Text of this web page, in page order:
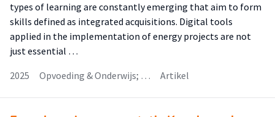
types of learning are constantly emerging that aim to form
skills defined as integrated acquisitions. Digital tools
applied in the implementation of energy projects are not
just essential …
2025
Opvoeding & Onderwijs; … Artikel